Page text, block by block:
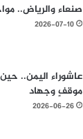
صنعاء والرياض..
2026-07-10
عاشوراء اليمن..
موقفٍ وجهاد
2026-06-26